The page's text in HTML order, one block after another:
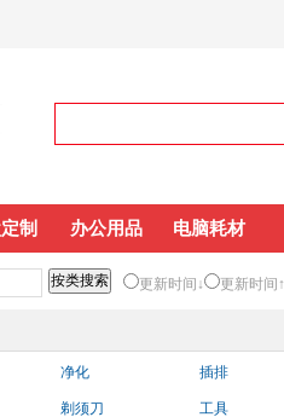
制 办公用品 电脑耗材
更新时间↓ 更新时间↑
净化 插排
剃须刀 工具